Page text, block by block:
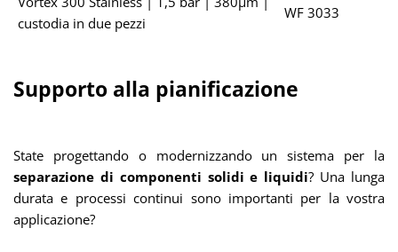
custodia in due pezzi
WF 3033
Supporto alla pianificazione
State progettando o modernizzando un sistema per la
separazione di componenti solidi e liquidi? Una lunga
durata e processi continui sono importanti per la vostra
applicazione?